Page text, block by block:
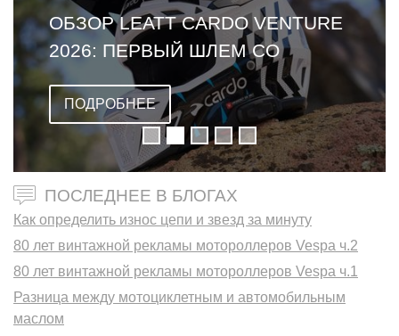
ОБЗОР LEATT CARDO VENTURE
2026: ПЕРВЫЙ ШЛЕМ СО
ВСТРОЕННОЙ ГАРНИТУРОЙ
ПОДРОБНЕЕ
ПОСЛЕДНЕЕ В БЛОГАХ
Как определить износ цепи и звезд за минуту
80 лет винтажной рекламы мотороллеров Vespa ч.2
80 лет винтажной рекламы мотороллеров Vespa ч.1
Разница между мотоциклетным и автомобильным
маслом